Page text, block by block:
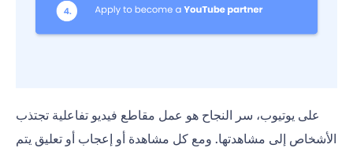
على يوتيوب، سر النجاح هو عمل مقاطع فيديو تفاعلية تجتذب
الأشخاص إلى مشاهدتها. ومع كل مشاهدة أو إعجاب أو تعليق يتم